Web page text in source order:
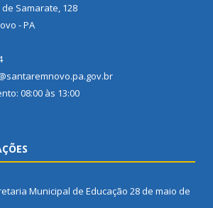
de Samarate, 128
- PA
08:00 às 13:00
Municipal de Educação 28 de maio de